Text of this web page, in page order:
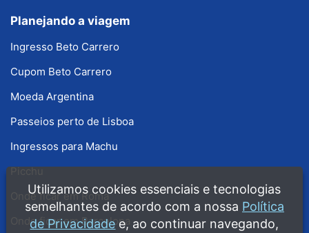
Planejando a viagem
Ingresso Beto Carrero
Cupom Beto Carrero
Moeda Argentina
Passeios perto de Lisboa
Ingressos para Machu
Onde ficar em Roma
Onde ficar em Barcelona
Utilizamos cookies essenciais e tecnologias
semelhantes de acordo com a nossa Política
de Privacidade e, ao continuar navegando,